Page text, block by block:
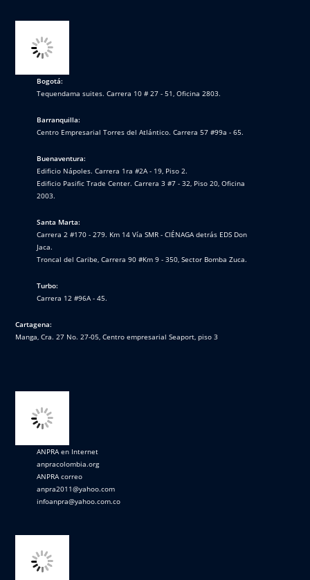
Bogotá:
Tequendama suites. Carrera 10 # 27 - 51, Oficina 2803.
Barranquilla:
Centro Empresarial Torres del Atlántico. Carrera 57 #99a - 65.
Buenaventura:
Edificio Nápoles. Carrera 1ra #2A - 19, Piso 2.
Edificio Pasific Trade Center. Carrera 3 #7 - 32, Piso 20, Oficina
2003.
Santa Marta:
Carrera 2 #170 - 279. Km 14 Vía SMR - CIÉNAGA detrás EDS Don
Jaca.
Troncal del Caribe, Carrera 90 #Km 9 - 350, Sector Bomba Zuca.
Turbo:
Carrera 12 #96A - 45.
Cartagena:
Manga, Cra. 27 No. 27-05, Centro empresarial Seaport, piso 3
ANPRA en Internet
anpracolombia.org
ANPRA correo
anpra2011@yahoo.com
infoanpra@yahoo.com.co